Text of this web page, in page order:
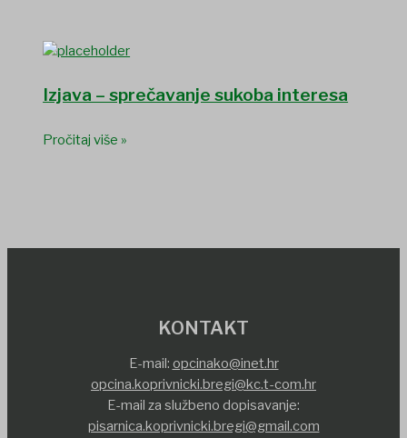
Izjava – sprečavanje sukoba interesa
Pročitaj više »
KONTAKT
E-mail: opcinako@inet.hr
opcina.koprivnicki.bregi@kc.t-com.hr
E-mail za službeno dopisavanje:
pisarnica.koprivnicki.bregi@gmail.com